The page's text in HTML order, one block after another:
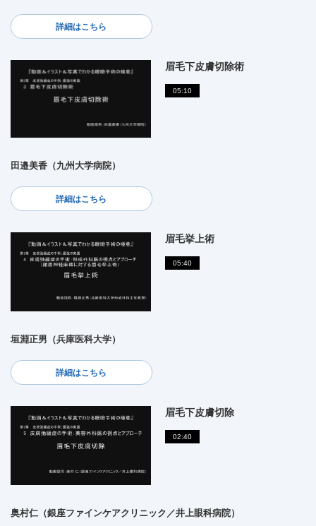
詳細はこちら
眉毛下皮膚切除術
05:10
田邉美香（九州大学病院）
詳細はこちら
眉毛挙上術
05:40
垣淵正男（兵庫医科大学）
詳細はこちら
眉毛下皮膚切除
02:40
奥村仁（銀座ファインケアクリニック／井上眼科病院）